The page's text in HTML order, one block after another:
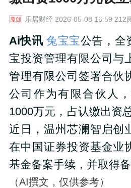
乐居财经2026-05-08 16:59 212
Ai快讯 兔宝宝公告，全
宝投资管理有限公司与
管理有限公司签署合伙
公司作为有限合伙人
1000万元，占认缴出资
近日，温州芯澜智启创
在中国证券投资基金业
基金备案手续，并取得备
（AI撰文，仅供参考）